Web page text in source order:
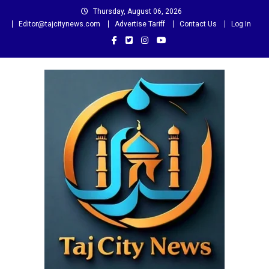
Thursday, August 06, 2026
Editor@tajcitynews.com
Advertise Tariff Contact Us Log In